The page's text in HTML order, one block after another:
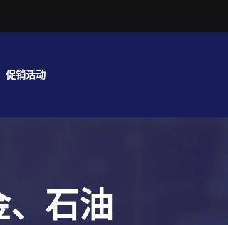
促销活动
、石油